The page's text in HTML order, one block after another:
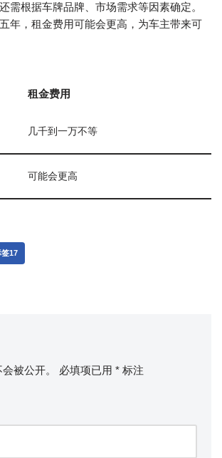
需根据车牌品牌、市场需求等因素确定。
年，租金费用可能会更高，为车主带来可
租金费用
几千到一万不等
可能会更高
签17
被公开。 必填项已用 * 标注